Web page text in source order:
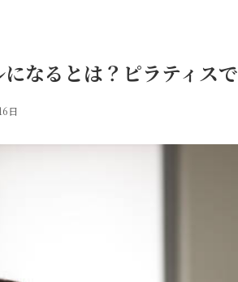
なるとは？ピラティス
日